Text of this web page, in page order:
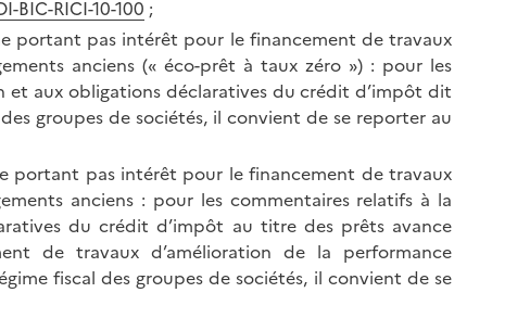
BIC-RICI-10-100 ;
portant pas intérêt pour le financement de travaux
anciens (« éco-prêt à taux zéro ») : pour les
aux obligations déclaratives du crédit d’impôt dit
groupes de sociétés, il convient de se reporter au
portant pas intérêt pour le financement de travaux
anciens : pour les commentaires relatifs à la
du crédit d’impôt au titre des prêts avance
de travaux d’amélioration de la performance
fiscal des groupes de sociétés, il convient de se